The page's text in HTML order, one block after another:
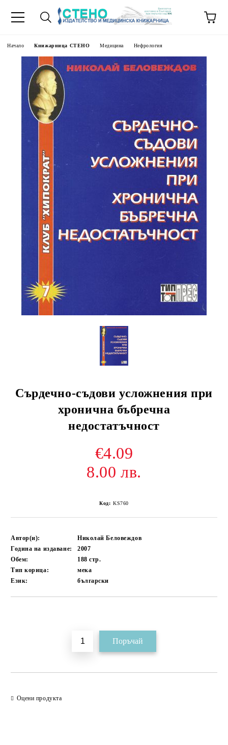
Начало Книжарница СТЕНО Медицина Нефрология
Сърдечно-съдови усложнения при
хронична бъбречна
недостатъчност
€4.09
8.00 лв.
Код: KS760
Автор(и):
Николай Беловеждов
Година на издаване:
2007
Обем:
188стр.
Тип корица:
мека
Език:
български
Оцени продукта